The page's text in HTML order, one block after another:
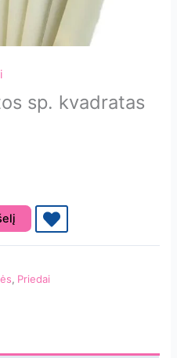
sp. kvadratas
, Priedai